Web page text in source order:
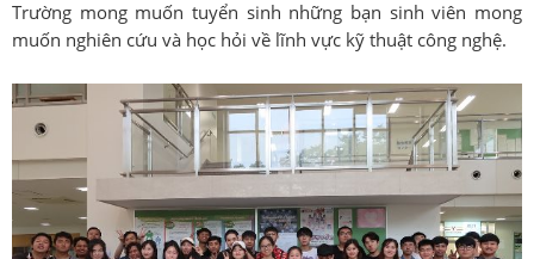
Trường mong muốn tuyển sinh những bạn sinh viên mong
muốn nghiên cứu và học hỏi về lĩnh vực kỹ thuật công nghệ.